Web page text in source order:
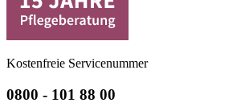
Kostenfreie Servicenummer
0800 - 101 88 00